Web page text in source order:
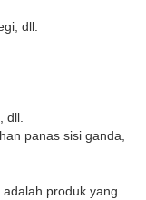
dll.
dll.
panas sisi ganda,
produk yang